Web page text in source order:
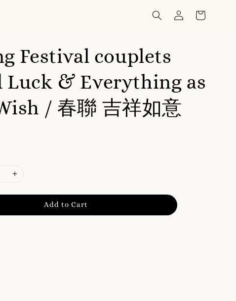
Festival couplets
Luck & Everything as
/ 春聯 吉祥如意
Add to Cart